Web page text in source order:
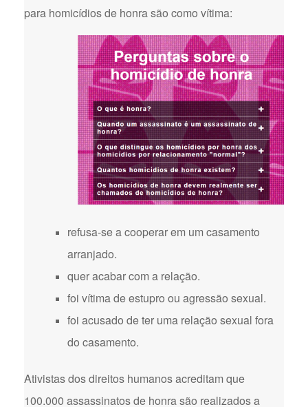
para homicídios de honra são como vítima:
refusa-se a cooperar em um casamento
arranjado.
quer acabar com a relação.
foi vítima de estupro ou agressão sexual.
foi acusado de ter uma relação sexual fora
do casamento.
Ativistas dos direitos humanos acreditam que
100.000 assassinatos de honra são realizados a